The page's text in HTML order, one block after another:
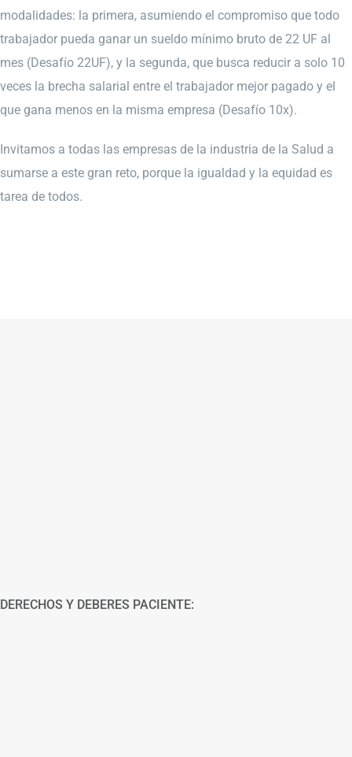
modalidades: la primera, asumiendo el compromiso que todo
trabajador pueda ganar un sueldo mínimo bruto de 22 UF al
mes (Desafío 22UF), y la segunda, que busca reducir a solo 10
veces la brecha salarial entre el trabajador mejor pagado y el
que gana menos en la misma empresa (Desafío 10x).
Invitamos a todas las empresas de la industria de la Salud a
sumarse a este gran reto, porque la igualdad y la equidad es
tarea de todos.
DERECHOS Y DEBERES PACIENTE: